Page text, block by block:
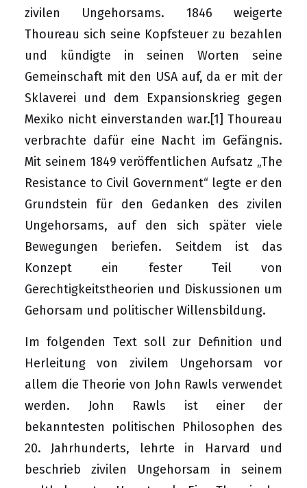
zivilen Ungehorsams. 1846 weigerte
Thoureau sich seine Kopfsteuer zu bezahlen
und kündigte in seinen Worten seine
Gemeinschaft mit den USA auf, da er mit der
Sklaverei und dem Expansionskrieg gegen
Mexiko nicht einverstanden war.[1] Thoureau
verbrachte dafür eine Nacht im Gefängnis.
Mit seinem 1849 veröffentlichen Aufsatz „The
Resistance to Civil Government“ legte er den
Grundstein für den Gedanken des zivilen
Ungehorsams, auf den sich später viele
Bewegungen beriefen. Seitdem ist das
Konzept ein fester Teil von
Gerechtigkeitstheorien und Diskussionen um
Gehorsam und politischer Willensbildung.
Im folgenden Text soll zur Definition und
Herleitung von zivilem Ungehorsam vor
allem die Theorie von John Rawls verwendet
werden. John Rawls ist einer der
bekanntesten politischen Philosophen des
20. Jahrhunderts, lehrte in Harvard und
beschrieb zivilen Ungehorsam in seinem